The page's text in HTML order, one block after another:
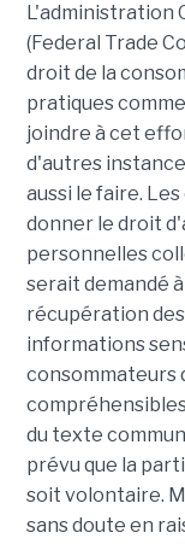
L'administration
(Federal Trade
droit de la
pratiques
joindre à cet
d'autres
aussi le faire.
donner le droit
personnelles
serait demandé
récupération
informations
consommateurs
du texte
prévu que la
soit volontaire.
sans doute en